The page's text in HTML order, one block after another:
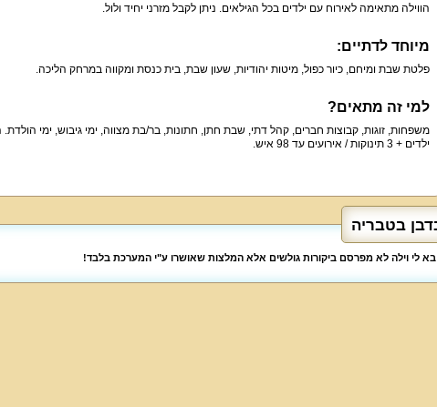
הווילה מתאימה לאירוח עם ילדים בכל הגילאים. ניתן לקבל מזרני יחיד ולול.
מיוחד לדתיים:
פלטת שבת ומיחם, כיור כפול, מיטות יהודיות, שעון שבת, בית כנסת ומקווה במרחק הליכה.
למי זה מתאים?
ילדים + 3 תינוקות / אירועים עד 98 איש.
בטבריה
לי וילה לא מפרסם ביקורות גולשים אלא המלצות שאושרו ע"י המערכת בלבד!